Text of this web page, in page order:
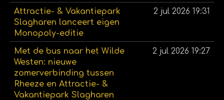
Attractie- & Vakantiepark
Slagharen lanceert eigen
Monopoly-editie
2 jul 2026 19:31
Met de bus naar het Wilde
Westen: nieuwe
zomerverbinding tussen
Rheeze en Attractie- &
Vakantiepark Slagharen
2 jul 2026 19:27